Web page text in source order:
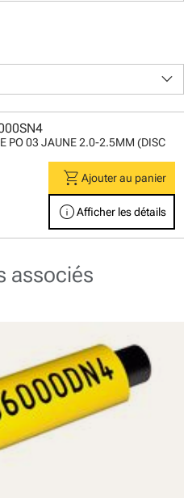
keyboard_arrow_down
PO 03 JAUNE 2.0-2.5MM (DISC
shopping_cart Ajouter au panier
infoAfficher les détails
associés